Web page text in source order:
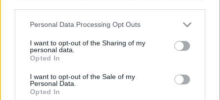
Please note that this website/app uses one or more Google
not limited to your visit or usage behaviour. You may click to
grant or deny consent to Google and its third-party tags to
use your data for below specified purposes in below Google
consent section.
Personal Data Processing Opt Outs
I want to opt-out of the Sharing of my
personal data.
Opted In
I want to opt-out of the Sale of my
Personal Data.
Opted In
Incidente sulla strada provinciale ad Arzachena,
un ferito
Sangue, musica e solidarietà con Avis Olbia al
Meteo Olbia 9 agosto, temperature in calo